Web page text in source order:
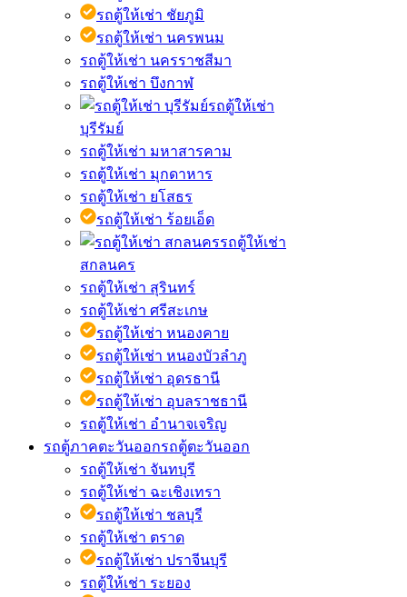
รถตู้ให้เช่า ชัยภูมิ
รถตู้ให้เช่า นครพนม
รถตู้ให้เช่า นครราชสีมา
รถตู้ให้เช่า บึงกาฬ
รถตู้ให้เช่า
บุรีรัมย์
รถตู้ให้เช่า มหาสารคาม
รถตู้ให้เช่า มุกดาหาร
รถตู้ให้เช่า ยโสธร
รถตู้ให้เช่า ร้อยเอ็ด
รถตู้ให้เช่า
สกลนคร
รถตู้ให้เช่า สุรินทร์
รถตู้ให้เช่า ศรีสะเกษ
รถตู้ให้เช่า หนองคาย
รถตู้ให้เช่า หนองบัวลำภู
รถตู้ให้เช่า อุดรธานี
รถตู้ให้เช่า อุบลราชธานี
รถตู้ให้เช่า อำนาจเจริญ
รถตู้ภาคตะวันออกรถตู้ตะวันออก
รถตู้ให้เช่า จันทบุรี
รถตู้ให้เช่า ฉะเชิงเทรา
รถตู้ให้เช่า ชลบุรี
รถตู้ให้เช่า ตราด
รถตู้ให้เช่า ปราจีนบุรี
รถตู้ให้เช่า ระยอง